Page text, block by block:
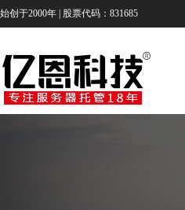
始创于2000年 | 股票代码：831685